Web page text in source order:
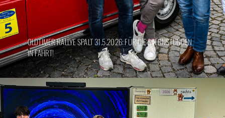
OLDTIMER RALLYE SPALT 31.5.2026: FÜR DIE STERNSTUNDEN
IN FAHRT!